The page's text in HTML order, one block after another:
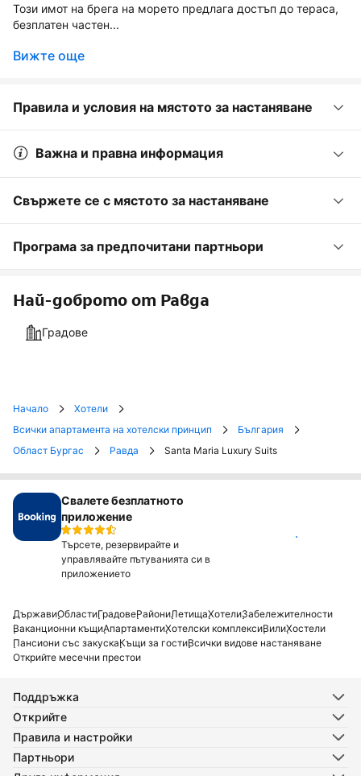
Този имот на брега на морето предлага достъп до тераса,
безплатен частен...
Вижте още
Правила и условия на мястото за настаняване
Важна и правна информация
Свържете се с мястото за настаняване
Програма за предпочитани партньори
Най-доброто от Равда
Градове
Начало
Хотели
Всички апартамента на хотелски принцип
България
Област Бургас
Равда Santa Maria Luxury Suits
Свалете безплатното
приложение
Търсете, резервирайте и
управлявайте пътуванията си в
приложението
Инсталирай
ДържавиОбластиГрадовеРайониЛетищаХотелиЗабележителности
Ваканционни къщиАпартаментиХотелски комплексиВилиХостели
Пансиони със закускаКъщи за гостиВсички видове настаняване
Открийте месечни престои
Поддръжка
Открийте
Правила и настройки
Партньори